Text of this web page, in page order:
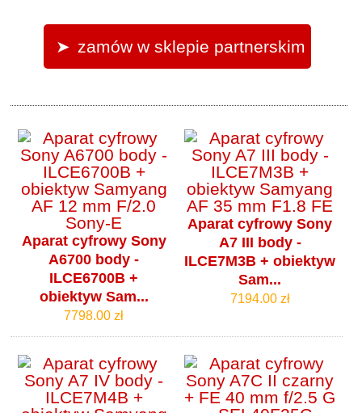
zamów w sklepie partnerskim
Aparat cyfrowy Sony
A6700 body -
ILCE6700B +
obiektyw Sam...
7798.00 zł
Aparat cyfrowy Sony
A7 III body -
ILCE7M3B + obiektyw
Sam...
7194.00 zł